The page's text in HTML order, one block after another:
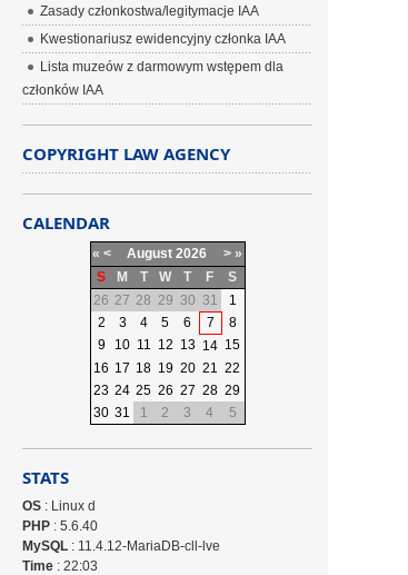
Zasady członkostwa/legitymacje IAA
Kwestionariusz ewidencyjny członka IAA
Lista muzeów z darmowym wstępem dla
członków IAA
COPYRIGHT LAW AGENCY
CALENDAR
« < August 2026 > »
S
M T W T F
S
26 27 28 29 30 31
1
2
3 4 5 6 7
8
9
10 11 12 13 14 15
16 17 18 19 20 21 22
23 24 25 26 27 28 29
30 31 1 2 3 4 5
STATS
OS : Linux d
PHP : 5.6.40
MySQL : 11.4.12-MariaDB-cll-lve
Time : 22:03